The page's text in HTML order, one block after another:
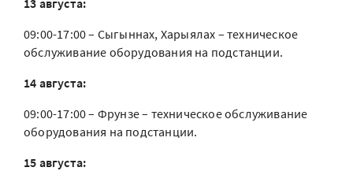
13 августа:
09:00-17:00 – Сыгыннах, Харыялах – техническое
обслуживание оборудования на подстанции.
14 августа:
09:00-17:00 – Фрунзе – техническое обслуживание
оборудования на подстанции.
15 августа: